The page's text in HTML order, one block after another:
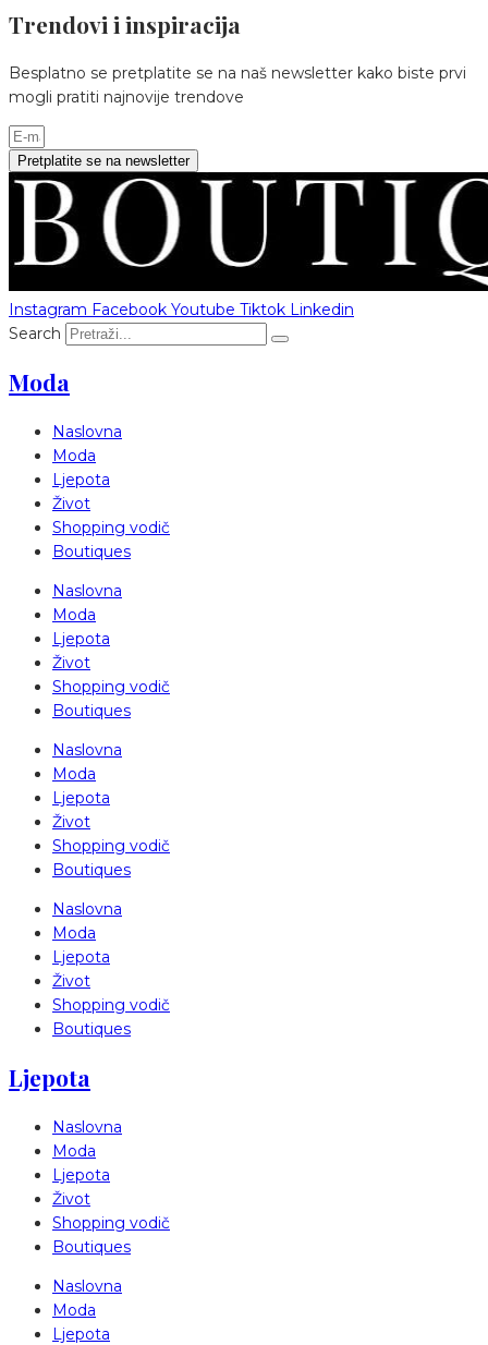
Trendovi i inspiracija
Besplatno se pretplatite se na naš newsletter kako biste prvi
mogli pratiti najnovije trendove
Pretplatite se na newsletter
Instagram Facebook Youtube Tiktok Linkedin
Search
Moda
Naslovna
Moda
Ljepota
Život
Shopping vodič
Boutiques
Naslovna
Moda
Ljepota
Život
Shopping vodič
Boutiques
Naslovna
Moda
Ljepota
Život
Shopping vodič
Boutiques
Naslovna
Moda
Ljepota
Život
Shopping vodič
Boutiques
Ljepota
Naslovna
Moda
Ljepota
Život
Shopping vodič
Boutiques
Naslovna
Moda
Ljepota